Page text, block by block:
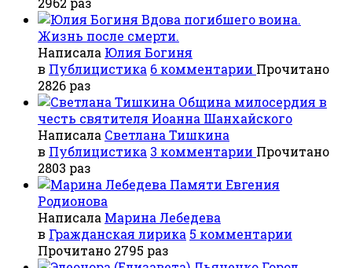
Вдова погибшего воина.
Жизнь после смерти.
Написала Юлия Богиня
в Публицистика 6 комментарии Прочитано
2826 раз
Община милосердия в
честь святителя Иоанна Шанхайского
Написала Светлана Тишкина
в Публицистика 3 комментарии Прочитано
2803 раз
Памяти Евгения
Родионова
Написала Марина Лебедева
в Гражданская лирика 5 комментарии
Прочитано 2795 раз